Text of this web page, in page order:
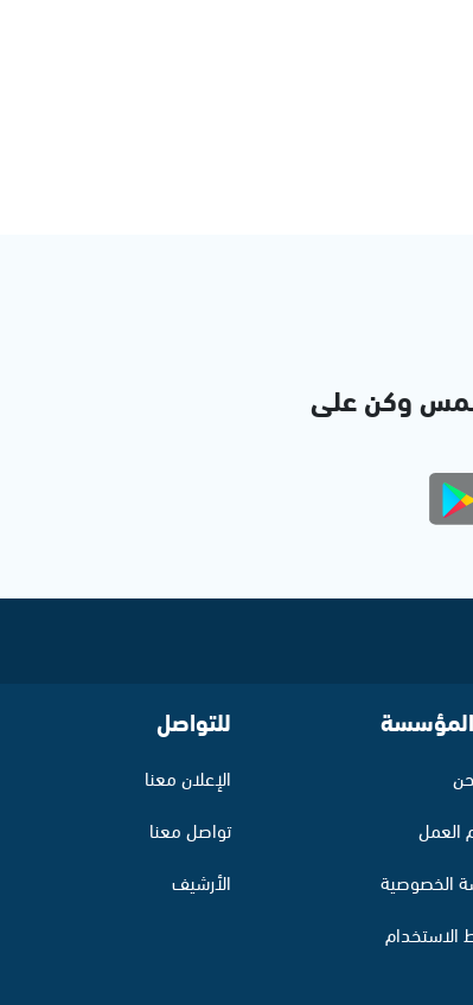
وكن على
العمل
الخصوصية
للتواصل
الإعلان معنا
تواصل معنا
الأرشيف